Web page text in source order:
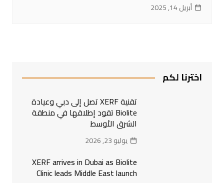
أبريل 14, 2025
اخترنا لكم
تقنية XERF تصل إلى دبي وعيادة
Biolite تقود إطلاقها في منطقة
الشرق الأوسط
يوليو 23, 2026
XERF arrives in Dubai as Biolite
Clinic leads Middle East launch